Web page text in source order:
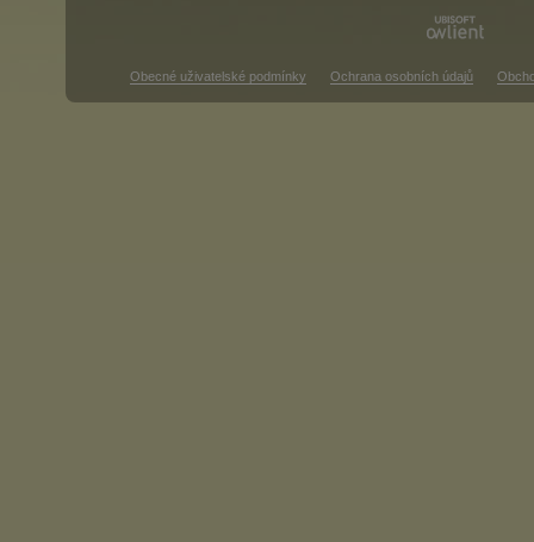
Obecné uživatelské podmínky Ochrana osobních údajů